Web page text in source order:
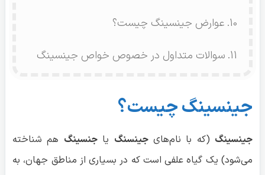
عوارض جینسینگ چیست؟
سوالات متداول در خصوص خواص جینسینگ
جینسینگ چیست؟
جینسینگ (که با نام‌هایجینسنگ یاجنسینگ هم شناخته
می‌شود) یک گیاه علفی است که در بسیاری از مناطق جهان، به